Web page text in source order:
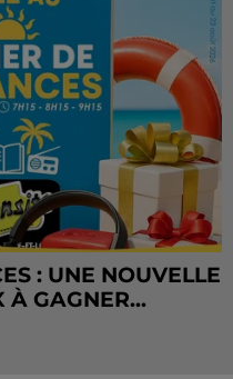
: UNE NOUVELLE
À GAGNER...